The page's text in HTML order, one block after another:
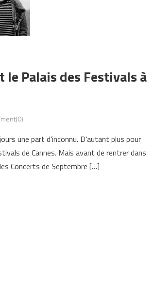
le Palais des Festivals à
une part d’inconnu. D’autant plus pour
de Cannes. Mais avant de rentrer dans
Concerts de Septembre […]